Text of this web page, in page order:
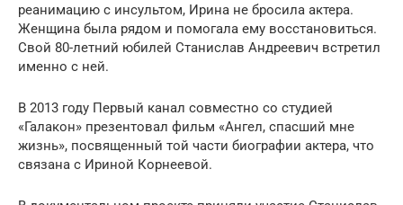
реанимацию с инсультом, Ирина не бросила актера.
Женщина была рядом и помогала ему восстановиться.
Свой 80-летний юбилей Станислав Андреевич встретил
именно с ней.
В 2013 году Первый канал совместно со студией
«Галакон» презентовал фильм «Ангел, спасший мне
жизнь», посвященный той части биографии актера, что
связана с Ириной Корнеевой.